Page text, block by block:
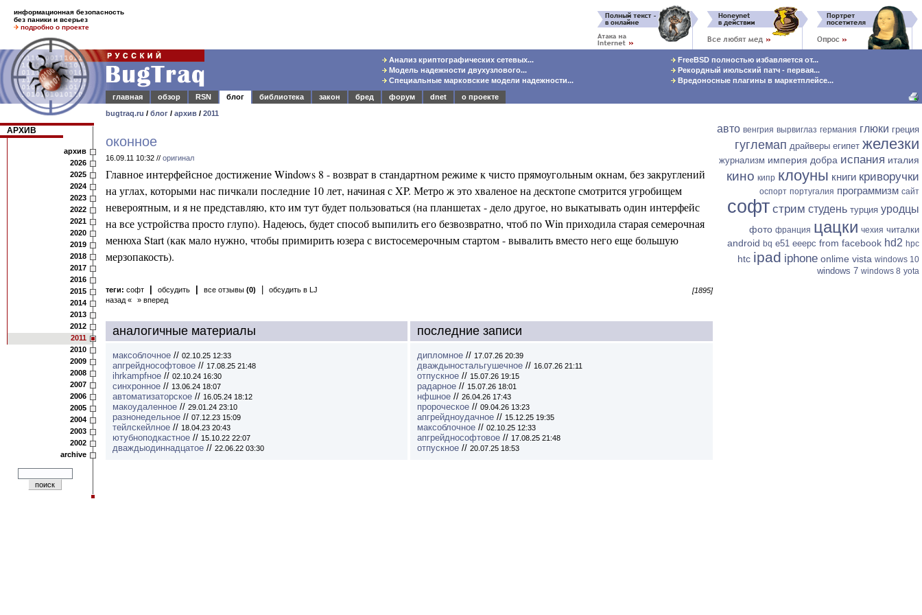
информационная безопасность
без паники и всерьез
подробно о проекте
Анализ криптографических сетевых...
Модель надежности двухузлового...
Специальные марковские модели надежности...
FreeBSD полностью избавляется от...
Рекордный июльский патч - первая...
Вредоносные плагины в маркетплейсе...
главная
обзор RSN блог библиотека закон бред форум dnet
о проекте
bugtraq.ru / блог / архив / 2011
АРХИВ
архив
2026
2025
2024
2023
2022
2021
2020
2019
2018
2017
2016
2015
2014
2013
2012
2011
2010
2009
2008
2007
2006
2005
2004
2003
2002
archive
оконное
16.09.11 10:32 // оригинал
Главное интерфейсное достижение Windows 8 - возврат в стандартном режиме к чисто прямоугольным окнам, без закруглений
на углах, которыми нас пичкали последние 10 лет, начиная с XP. Метро ж это хваленое на десктопе смотрится угробищем
невероятным, и я не представляю, кто им тут будет пользоваться (на планшетах - дело другое, но выкатывать один интерфейс
на все устройства просто глупо). Надеюсь, будет способ выпилить его безвозвратно, чтоб по Win приходила старая семерочная
менюха Start (как мало нужно, чтобы примирить юзера с вистосемерочным стартом - вывалить вместо него еще большую
мерзопакость).
теги: софт обсудить все отзывы (0) обсудить в LJ
[1895]
назад «
» вперед
аналогичные материалы
максоблочное // 02.10.25 12:33
апгрейднософтовое // 17.08.25 21:48
ihrkampfное // 02.10.24 16:30
синхронное // 13.06.24 18:07
автоматизаторское // 16.05.24 18:12
макоудаленное // 29.01.24 23:10
разнонедельное // 07.12.23 15:09
тейлскейлное // 18.04.23 20:43
ютубноподкастное // 15.10.22 22:07
дваждыодиннадцатое // 22.06.22 03:30
последние записи
дипломное // 17.07.26 20:39
дваждыностальгушечное // 16.07.26 21:11
отпускное // 15.07.26 19:15
радарное // 15.07.26 18:01
нфшное // 26.04.26 17:43
пророческое // 09.04.26 13:23
апгрейдноудачное // 15.12.25 19:35
максоблочное // 02.10.25 12:33
апгрейднософтовое // 17.08.25 21:48
отпускное // 20.07.25 18:53
авто венгрия вырвиглаз германия глюки греция
гуглемап драйверы египет железки
журнализм империя добра испания италия
кино кипр клоуны книги криворучки
оспорт португалия программизм сайт
софт стрим студень турция уродцы
фото франция цацки чехия читалки
android bq e51 eeepc from facebook hd2 hpc
htc ipad iphone onlime vista windows 10
windows 7 windows 8 yota